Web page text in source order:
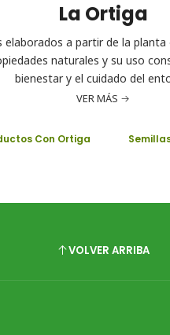
La Ortiga
elaborados a partir de la
naturales y su uso
bienestar y el cuidado del
VER MÁS
Con Ortiga
VOLVER ARRIBA